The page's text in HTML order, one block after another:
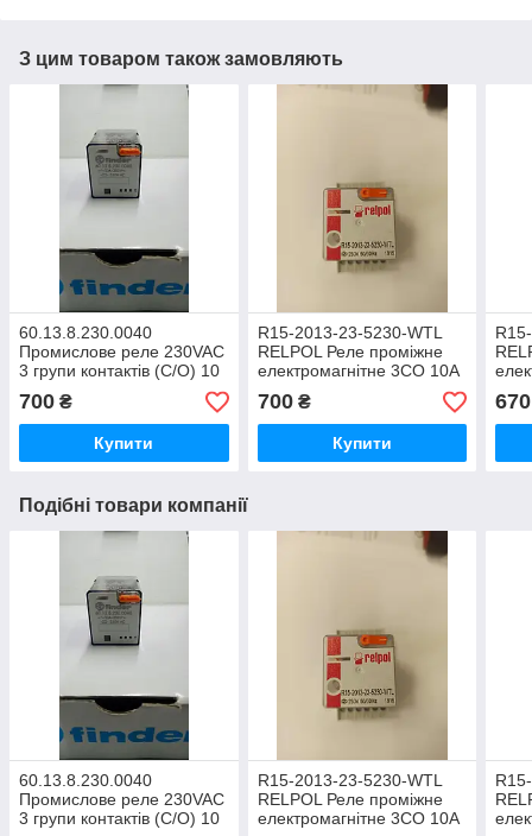
З цим товаром також замовляють
60.13.8.230.0040
Промислове реле 230VAC
3 групи контактів (C/O) 10
А/250VAC 11-pin
700 ₴
Купити
R15-2013-23-5230-WTL
RELPOL Реле проміжне
електромагнітне 3CO 10A
230VAC
700₴
Купити
670
Подібні товари компанії
60.13.8.230.0040
Промислове реле 230VAC
3 групи контактів (C/O) 10
R15-2013-23-5230-WTL
RELPOL Реле проміжне
електромагнітне 3CO 10A